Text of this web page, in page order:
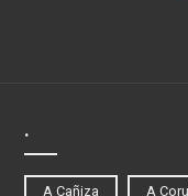
.
A Cañiza A